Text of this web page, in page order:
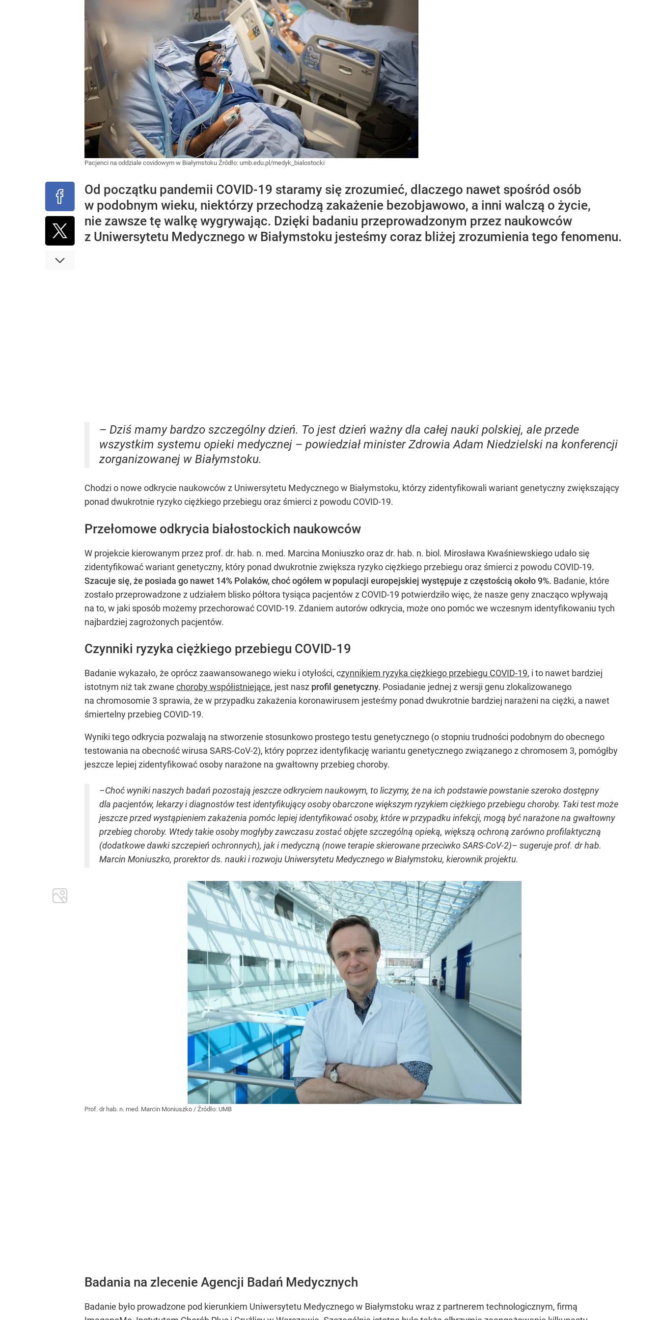
Pacjenci na oddziale covidowym w Białymstoku Źródło: umb.edu.pl/medyk_bialostocki
Od początku pandemii COVID-19 staramy się zrozumieć, dlaczego nawet spośród osób
w podobnym wieku, niektórzy przechodzą zakażenie bezobjawowo, a inni walczą o życie,
nie zawsze tę walkę wygrywając. Dzięki badaniu przeprowadzonym przez naukowców
z Uniwersytetu Medycznego w Białymstoku jesteśmy coraz bliżej zrozumienia tego fenomenu.
– Dziś mamy bardzo szczególny dzień. To jest dzień ważny dla całej nauki polskiej, ale przede
wszystkim systemu opieki medycznej – powiedział minister Zdrowia Adam Niedzielski na konferencji
zorganizowanej w Białymstoku.
Chodzi o nowe odkrycie naukowców z Uniwersytetu Medycznego w Białymstoku, którzy zidentyfikowali wariant genetyczny zwiększający
ponad dwukrotnie ryzyko ciężkiego przebiegu oraz śmierci z powodu COVID-19.
Przełomowe odkrycia białostockich naukowców
W projekcie kierowanym przez prof. dr. hab. n. med. Marcina Moniuszko oraz dr. hab. n. biol. Mirosława Kwaśniewskiego udało się
zidentyfikować wariant genetyczny, który ponad dwukrotnie zwiększa ryzyko ciężkiego przebiegu oraz śmierci z powodu COVID-19.
Szacuje się, że posiada go nawet 14% Polaków, choć ogółem w populacji europejskiej występuje z częstością około 9%. Badanie, które
zostało przeprowadzone z udziałem blisko półtora tysiąca pacjentów z COVID-19 potwierdziło więc, że nasze geny znacząco wpływają
na to, w jaki sposób możemy przechorować COVID-19. Zdaniem autorów odkrycia, może ono pomóc we wczesnym identyfikowaniu tych
najbardziej zagrożonych pacjentów.
Czynniki ryzyka ciężkiego przebiegu COVID-19
Badanie wykazało, że oprócz zaawansowanego wieku i otyłości, czynnikiem ryzyka ciężkiego przebiegu COVID-19, i to nawet bardziej
istotnym niż tak zwane choroby współistniejące, jest nasz profil genetyczny. Posiadanie jednej z wersji genu zlokalizowanego
na chromosomie 3 sprawia, że w przypadku zakażenia koronawirusem jesteśmy ponad dwukrotnie bardziej narażeni na ciężki, a nawet
śmiertelny przebieg COVID-19.
Wyniki tego odkrycia pozwalają na stworzenie stosunkowo prostego testu genetycznego (o stopniu trudności podobnym do obecnego
testowania na obecność wirusa SARS-CoV-2), który poprzez identyfikację wariantu genetycznego związanego z chromosem 3, pomógłby
jeszcze lepiej zidentyfikować osoby narażone na gwałtowny przebieg choroby.
–Choć wyniki naszych badań pozostają jeszcze odkryciem naukowym, to liczymy, że na ich podstawie powstanie szeroko dostępny
dla pacjentów, lekarzy i diagnostów test identyfikujący osoby obarczone większym ryzykiem ciężkiego przebiegu choroby. Taki test może
jeszcze przed wystąpieniem zakażenia pomóc lepiej identyfikować osoby, które w przypadku infekcji, mogą być narażone na gwałtowny
przebieg choroby. Wtedy takie osoby mogłyby zawczasu zostać objęte szczególną opieką, większą ochroną zarówno profilaktyczną
(dodatkowe dawki szczepień ochronnych), jak i medyczną (nowe terapie skierowane przeciwko SARS-CoV-2)– sugeruje prof. dr hab.
Marcin Moniuszko, prorektor ds. nauki i rozwoju Uniwersytetu Medycznego w Białymstoku, kierownik projektu.
Prof. dr hab. n. med. Marcin Moniuszko / Źródło: UMB
Badania na zlecenie Agencji Badań Medycznych
Badanie było prowadzone pod kierunkiem Uniwersytetu Medycznego w Białymstoku wraz z partnerem technologicznym, firmą